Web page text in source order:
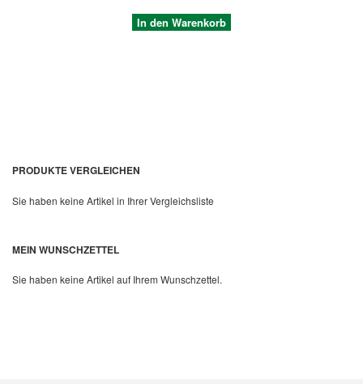
Quickview
In den Warenkorb
PRODUKTE VERGLEICHEN
Sie haben keine Artikel in Ihrer Vergleichsliste
MEIN WUNSCHZETTEL
Sie haben keine Artikel auf Ihrem Wunschzettel.